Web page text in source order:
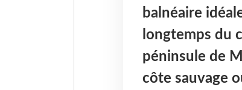
balnéaire
longtemps du
péninsule de
côte sauvage